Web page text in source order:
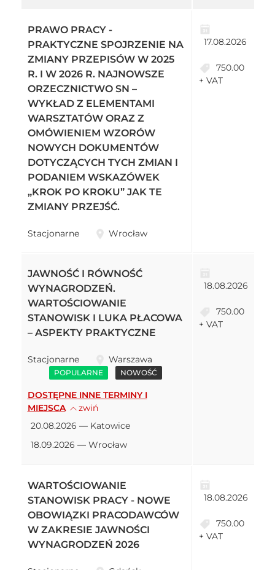
PRAWO PRACY -
PRAKTYCZNE SPOJRZENIE NA
ZMIANY PRZEPISÓW W 2025
R. I W 2026 R. NAJNOWSZE
ORZECZNICTWO SN –
WYKŁAD Z ELEMENTAMI
WARSZTATÓW ORAZ Z
OMÓWIENIEM WZORÓW
NOWYCH DOKUMENTÓW
DOTYCZĄCYCH TYCH ZMIAN I
PODANIEM WSKAZÓWEK
„KROK PO KROKU” JAK TE
ZMIANY PRZEJŚĆ.
Stacjonarne Wrocław
17.08.2026
750.00
+ VAT
JAWNOŚĆ I RÓWNOŚĆ
WYNAGRODZEŃ.
WARTOŚCIOWANIE
STANOWISK I LUKA PŁACOWA
– ASPEKTY PRAKTYCZNE
Stacjonarne Warszawa
POPULARNE NOWOŚĆ
DOSTĘPNE INNE TERMINY I
MIEJSCA
zwiń
20.08.2026 — Katowice
18.09.2026 — Wrocław
18.08.2026
750.00
+ VAT
WARTOŚCIOWANIE
STANOWISK PRACY - NOWE
OBOWIĄZKI PRACODAWCÓW
W ZAKRESIE JAWNOŚCI
WYNAGRODZEŃ 2026
18.08.2026
750.00
+ VAT